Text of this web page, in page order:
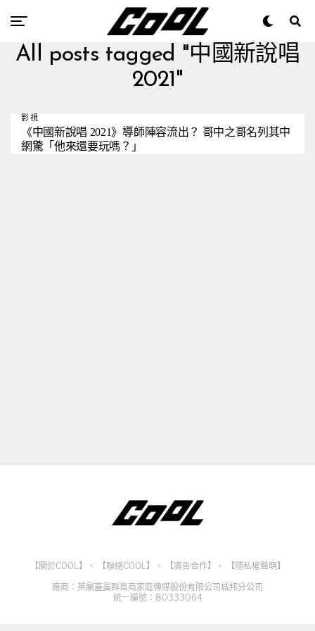
All posts tagged "中國新說唱
2021"
影視
《中國新說唱 2021》導師陣容流出？ 哥中之哥名列其中
網驚「他來還要玩嗎？」
【關於COOL】 、 【聯絡COOL】 、 【廣告合作】 、
【隱私權聲明】
廠商：英屬蓋曼群島商家庭傳媒股份有限公司城邦分公司
統一編號：80333064